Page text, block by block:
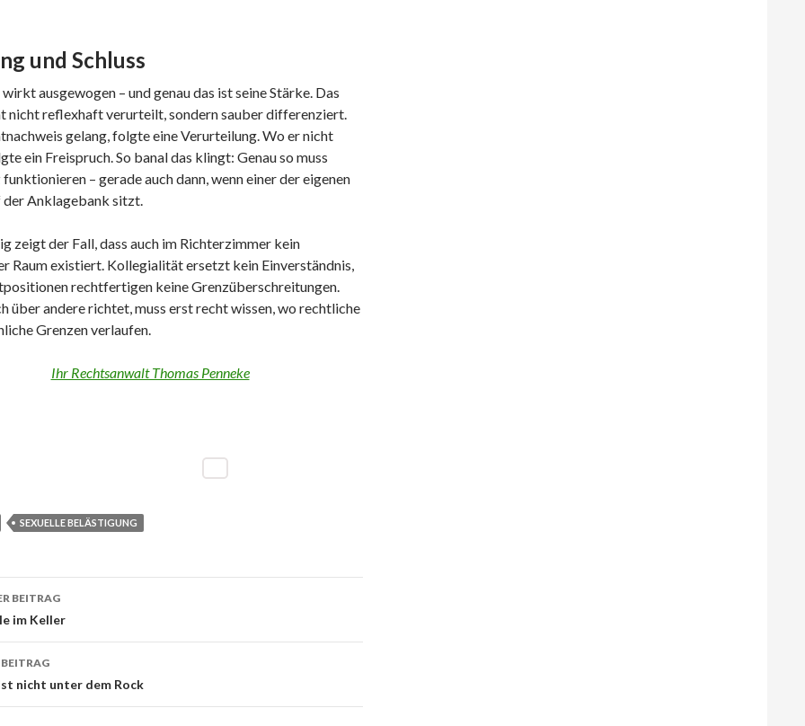
und Schluss
ausgewogen – und genau das ist seine Stärke. Das
nicht reflexhaft verurteilt, sondern sauber differenziert.
gelang, folgte eine Verurteilung. Wo er nicht
ein Freispruch. So banal das klingt: Genau so muss
– gerade auch dann, wenn einer der eigenen
der Anklagebank sitzt.
zeigt der Fall, dass auch im Richterzimmer kein
Raum existiert. Kollegialität ersetzt kein Einverständnis,
rechtfertigen keine Grenzüberschreitungen.
über andere richtet, muss erst recht wissen, wo rechtliche
Grenzen verlaufen.
Ihr Rechtsanwalt Thomas Penneke
SEXUELLE BELÄSTIGUNG
BEITRAG
im Keller
nicht unter dem Rock